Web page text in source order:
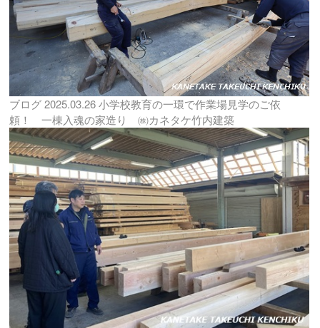
ブログ2025.03.26 小学校教育の一環で作業場見学のご依
頼！ 一棟入魂の家造り ㈱カネタケ竹内建築